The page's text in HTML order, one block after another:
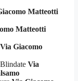
Matteotti
Matteotti
Via Giacomo
Via